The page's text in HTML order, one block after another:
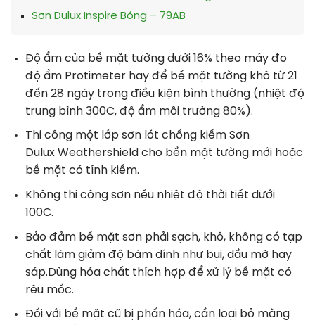
Sơn Dulux Inspire Bóng – 79AB
Độ ẩm của bề mặt tường dưới 16% theo máy đo
độ ẩm Protimeter hay để bề mặt tường khô từ 21
đến 28 ngày trong điều kiện bình thường (nhiệt độ
trung bình 300C, độ ẩm môi trường 80%).
Thi công một lớp sơn lót chống kiềm Sơn
Dulux Weathershield cho bền mặt tường mới hoặc
bề mặt có tính kiềm.
Không thi công sơn nếu nhiệt độ thời tiết dưới
100C.
Bảo đảm bề mặt sơn phải sạch, khô, không có tạp
chất làm giảm độ bám dính như bụi, dầu mỡ hay
sáp.Dùng hóa chất thích hợp để xử lý bề mặt có
rêu mốc.
Đối với bề mặt cũ bị phấn hóa, cần loại bỏ màng